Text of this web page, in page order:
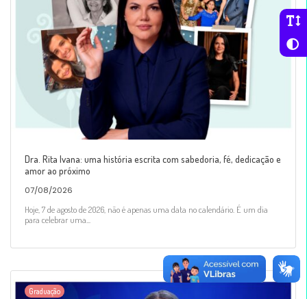
Dra. Rita Ivana: uma história escrita com sabedoria, fé, dedicação e
amor ao próximo
07/08/2026
Hoje, 7 de agosto de 2026, não é apenas uma data no calendário. É um dia
para celebrar uma...
Graduação